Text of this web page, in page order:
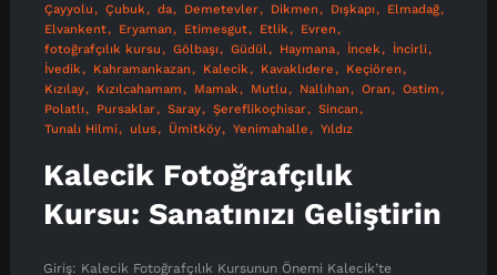
Çayyolu
Çubuk da Demetevler Dikmen Dışkapı
Elmadağ
Elvankent
Eryaman Etimesgut Etlik
Evren
fotoğrafçılık kursu
Gölbaşı Güdül Haymana İncek
İncirli
İvedik
Kahramankazan Kalecik Kavaklıdere
Keçiören
Kızılay
Kızılcahamam Mamak Mutlu Nallıhan Oran
Ostim
Polatlı
Pursaklar Saray Şereflikoçhisar
Sincan
Tunalı Hilmi
ulus Ümitköy Yenimahalle Yıldız
Kalecik Fotoğrafçılık
Kursu: Sanatınızı Geliştirin
Giriş: Kalecik Fotoğrafçılık Kursunun Önemi Kalecik’te